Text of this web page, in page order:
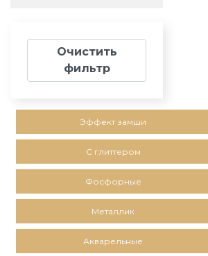
Очистить
фильтр
Эффект замши
С глиттером
Фосфорные
Металлик
Акварельные